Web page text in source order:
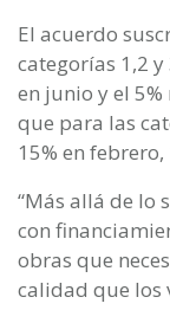
El acuerdo
categorías 1,2 y
en junio y el
que para las
15% en
“Más allá de lo
con
obras que
calidad que los